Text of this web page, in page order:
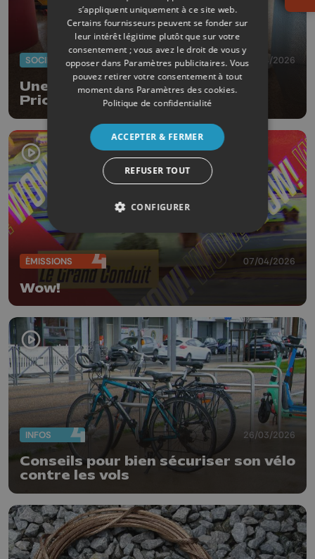
SOCIÉTÉ 14/04/2026
Une exposition de jouets Fisher
Price au Musée du jouet et de
l'enfant à Ferrières
ÉMISSIONS 07/04/2026
Wow!
INFOS 26/03/2026
Conseils pour bien sécuriser son vélo
contre les vols
s’appliquent uniquement à ce site web.
Certains fournisseurs peuvent se fonder sur
leur intérêt légitime plutôt que sur votre
consentement ; vous avez le droit de vous y
opposer dans Paramètres publicitaires. Vous
pouvez retirer votre consentement à tout
moment dans Paramètres des cookies.
Politique de confidentialité
ACCEPTER & FERMER
REFUSER TOUT
CONFIGURER